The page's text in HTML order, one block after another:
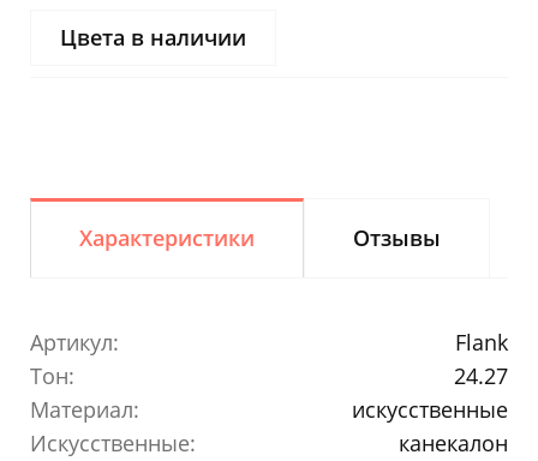
Цвета в наличии
Характеристики Отзывы
Артикул:
Flank
Тон:
24.27
Материал:
искусственные
Искусственные:
канекалон